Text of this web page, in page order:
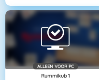
ALLEEN VOOR PC
Rummikub 1